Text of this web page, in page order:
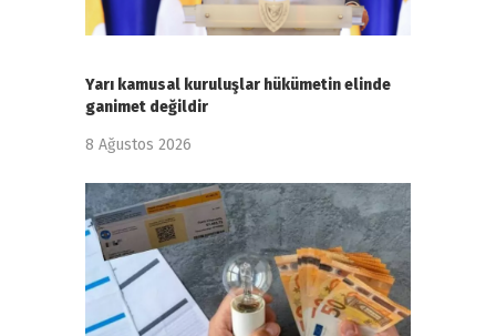
Yarı kamusal kuruluşlar hükümetin elinde
ganimet değildir
8 Ağustos 2026